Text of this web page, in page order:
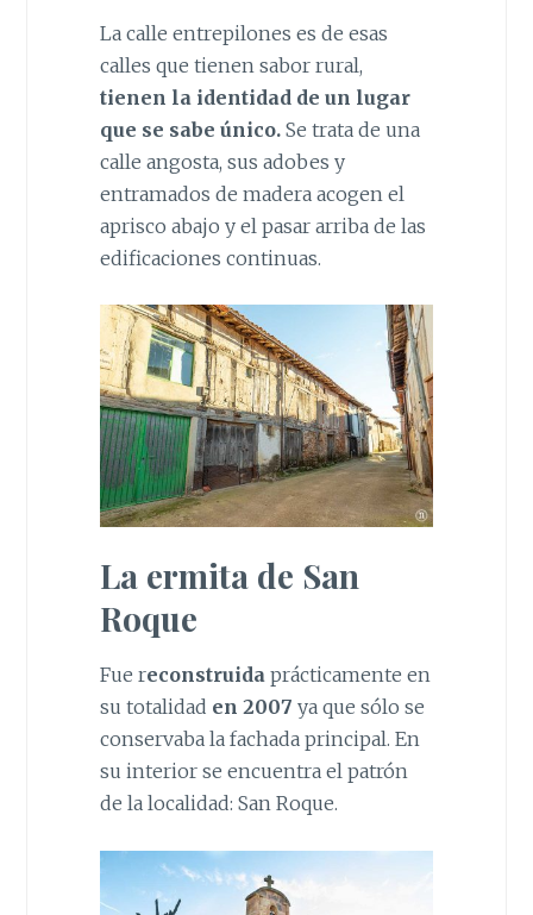
La calle entrepilones es de esas
calles que tienen sabor rural,
tienen la identidad de un lugar
que se sabe único.Se trata de una
calle angosta, sus adobes y
entramados de madera acogen el
aprisco abajo y el pasar arriba de las
edificaciones continuas.
La ermita de San
Roque
Fue reconstruida prácticamente en
su totalidad en 2007 ya que sólo se
conservaba la fachada principal. En
su interior se encuentra el patrón
de la localidad: San Roque.